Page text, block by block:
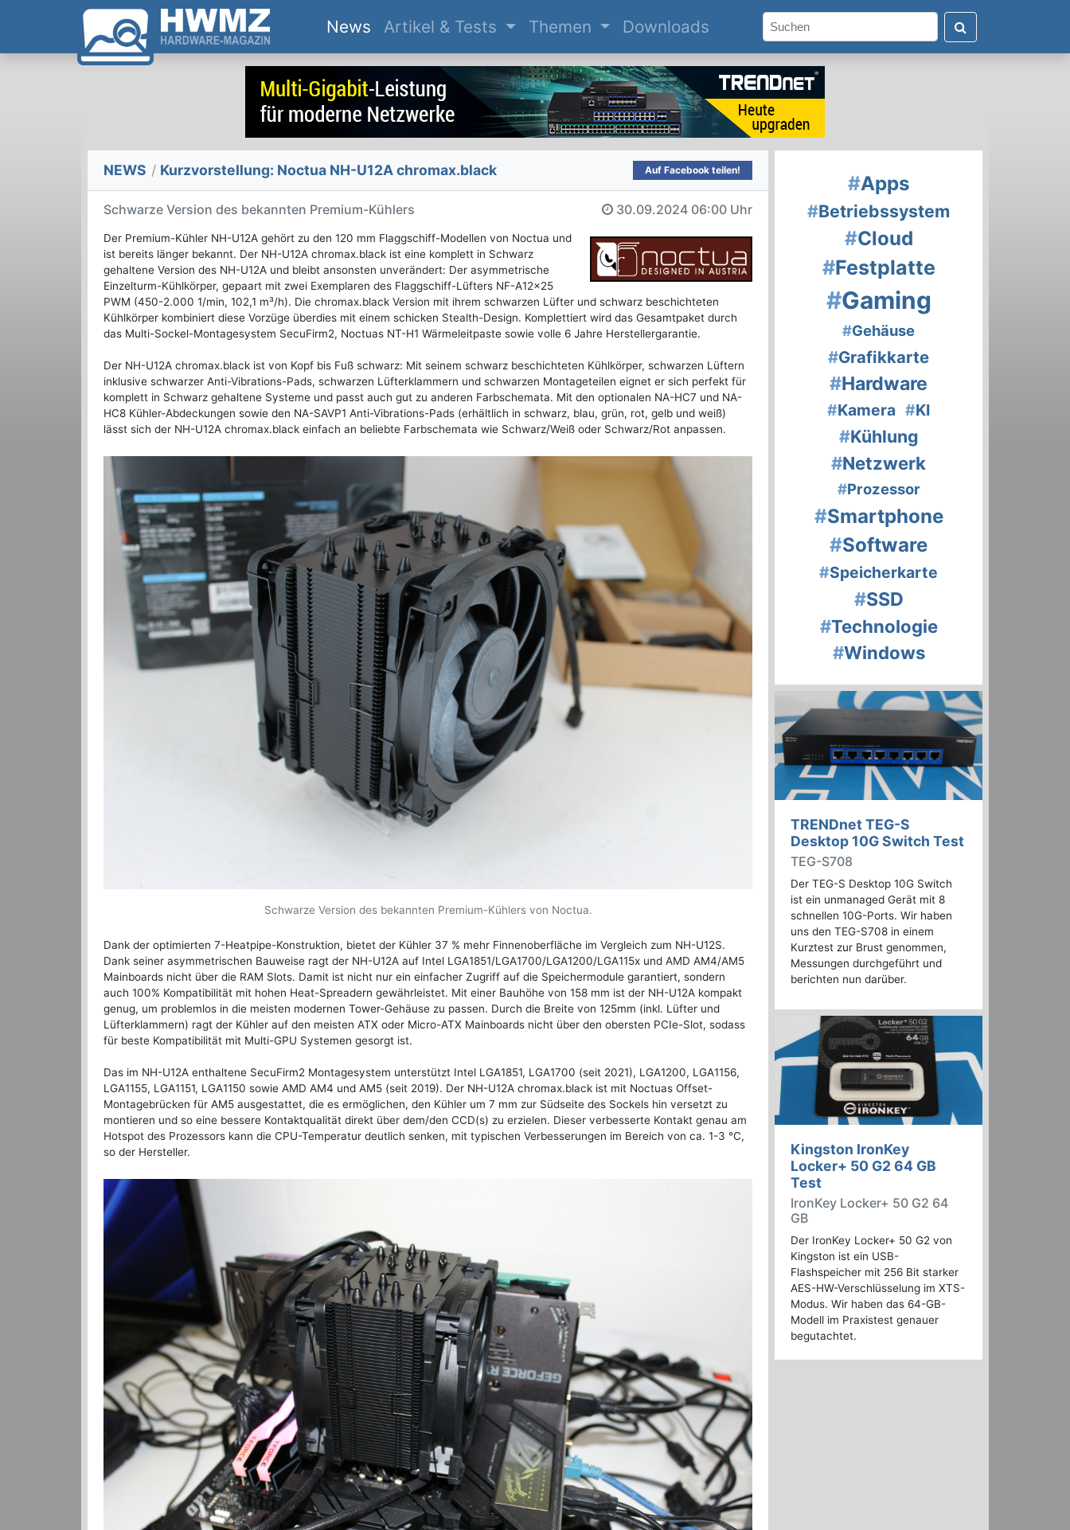
News(current)
Artikel & Tests Themen Downloads
NEWS / Kurzvorstellung: Noctua NH-U12A chromax.black Auf Facebook teilen!
Schwarze Version des bekannten Premium-Kühlers 30.09.2024 06:00 Uhr
Der Premium-Kühler NH-U12A gehört zu den 120 mm Flaggschiff-Modellen von Noctua und
ist bereits länger bekannt. Der NH-U12A chromax.black ist eine komplett in Schwarz
gehaltene Version des NH-U12A und bleibt ansonsten unverändert: Der asymmetrische
Einzelturm-Kühlkörper, gepaart mit zwei Exemplaren des Flaggschiff-Lüfters NF-A12x25
PWM (450-2.000 1/min, 102,1 m³/h). Die chromax.black Version mit ihrem schwarzen Lüfter und schwarz beschichteten
Kühlkörper kombiniert diese Vorzüge überdies mit einem schicken Stealth-Design. Komplettiert wird das Gesamtpaket durch
das Multi-Sockel-Montagesystem SecuFirm2, Noctuas NT-H1 Wärmeleitpaste sowie volle 6 Jahre Herstellergarantie.
Der NH-U12A chromax.black ist von Kopf bis Fuß schwarz: Mit seinem schwarz beschichteten Kühlkörper, schwarzen Lüftern
inklusive schwarzer Anti-Vibrations-Pads, schwarzen Lüfterklammern und schwarzen Montageteilen eignet er sich perfekt für
komplett in Schwarz gehaltene Systeme und passt auch gut zu anderen Farbschemata. Mit den optionalen NA-HC7 und NA-
HC8 Kühler-Abdeckungen sowie den NA-SAVP1 Anti-Vibrations-Pads (erhältlich in schwarz, blau, grün, rot, gelb und weiß)
lässt sich der NH-U12A chromax.black einfach an beliebte Farbschemata wie Schwarz/Weiß oder Schwarz/Rot anpassen.
Schwarze Version des bekannten Premium-Kühlers von Noctua.
Dank der optimierten 7-Heatpipe-Konstruktion, bietet der Kühler 37 % mehr Finnenoberfläche im Vergleich zum NH-U12S.
Dank seiner asymmetrischen Bauweise ragt der NH-U12A auf Intel LGA1851/LGA1700/LGA1200/LGA115x und AMD AM4/AM5
Mainboards nicht über die RAM Slots. Damit ist nicht nur ein einfacher Zugriff auf die Speichermodule garantiert, sondern
auch 100% Kompatibilität mit hohen Heat-Spreadern gewährleistet. Mit einer Bauhöhe von 158 mm ist der NH-U12A kompakt
genug, um problemlos in die meisten modernen Tower-Gehäuse zu passen. Durch die Breite von 125mm (inkl. Lüfter und
Lüfterklammern) ragt der Kühler auf den meisten ATX oder Micro-ATX Mainboards nicht über den obersten PCIe-Slot, sodass
für beste Kompatibilität mit Multi-GPU Systemen gesorgt ist.
Das im NH-U12A enthaltene SecuFirm2 Montagesystem unterstützt Intel LGA1851, LGA1700 (seit 2021), LGA1200, LGA1156,
LGA1155, LGA1151, LGA1150 sowie AMD AM4 und AM5 (seit 2019). Der NH-U12A chromax.black ist mit Noctuas Offset-
Montagebrücken für AM5 ausgestattet, die es ermöglichen, den Kühler um 7 mm zur Südseite des Sockels hin versetzt zu
montieren und so eine bessere Kontaktqualität direkt über dem/den CCD(s) zu erzielen. Dieser verbesserte Kontakt genau am
Hotspot des Prozessors kann die CPU-Temperatur deutlich senken, mit typischen Verbesserungen im Bereich von ca. 1-3 °C,
so der Hersteller.
#Apps
#Betriebssystem
#Cloud
#Festplatte
#Gaming
#Gehäuse
#Grafikkarte
#Hardware
#Kamera #KI
#Kühlung
#Netzwerk
#Prozessor
#Smartphone
#Software
#Speicherkarte
#SSD
#Technologie
#Windows
TRENDnet TEG-S
Desktop 10G Switch Test
TEG-S708
Der TEG-S Desktop 10G Switch
ist ein unmanaged Gerät mit 8
schnellen 10G-Ports. Wir haben
uns den TEG-S708 in einem
Kurztest zur Brust genommen,
Messungen durchgeführt und
berichten nun darüber.
Kingston IronKey
Locker+ 50 G2 64 GB
Test
IronKey Locker+ 50 G2 64
GB
Der IronKey Locker+ 50 G2 von
Kingston ist ein USB-
Flashspeicher mit 256 Bit starker
AES-HW-Verschlüsselung im XTS-
Modus. Wir haben das 64-GB-
Modell im Praxistest genauer
begutachtet.